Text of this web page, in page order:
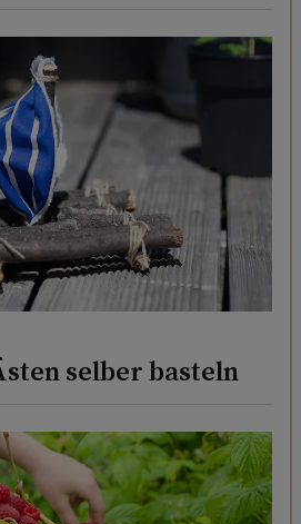
selber basteln